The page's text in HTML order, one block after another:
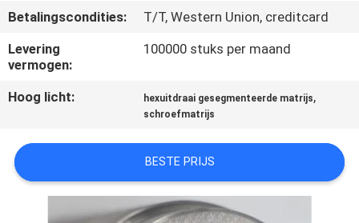
VERZOEK
OM EEN
CITAAT
SITEMAP
PRIVACYBELEID
Betalingscondities:
T/T, Western Union, creditcard
Levering
vermogen:
100000 stuks per maand
Hoog licht: hexuitdraai gesegmenteerde matrijs,
schroefmatrijs
BESTE PRIJS